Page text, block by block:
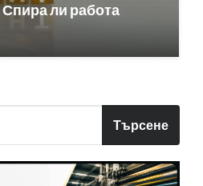
ли работа
Търсене